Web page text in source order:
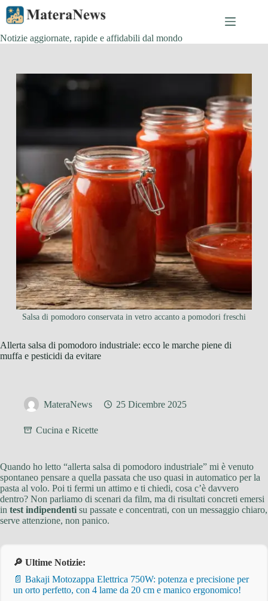
Salta
contenuto
Notizie aggiornate, rapide e affidabili dal mondo
Salsa di pomodoro conservata in vetro accanto a pomodori freschi
Allerta salsa di pomodoro industriale: ecco le marche piene di
muffa e pesticidi da evitare
MateraNews 25 Dicembre 2025
Cucina e Ricette
Quando ho letto “allerta salsa di pomodoro industriale” mi è venuto
spontaneo pensare a quella passata che uso quasi in automatico per la
pasta al volo. Poi ti fermi un attimo e ti chiedi, cosa c’è davvero
dentro? Non parliamo di scenari da film, ma di risultati concreti emersi
in test indipendenti su passate e concentrati, con un messaggio chiaro,
serve attenzione, non panico.
🔎 Ultime Notizie:
📄 Bakaji Motozappa Elettrica 750W: potenza e precisione per
un orto perfetto, con 4 lame da 20 cm e manico ergonomico!